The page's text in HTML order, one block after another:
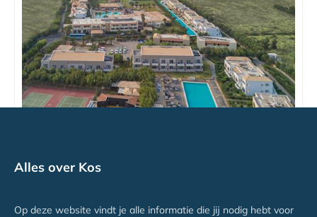
Alles over Kos
Op deze website vindt je alle informatie die jij nodig hebt voor